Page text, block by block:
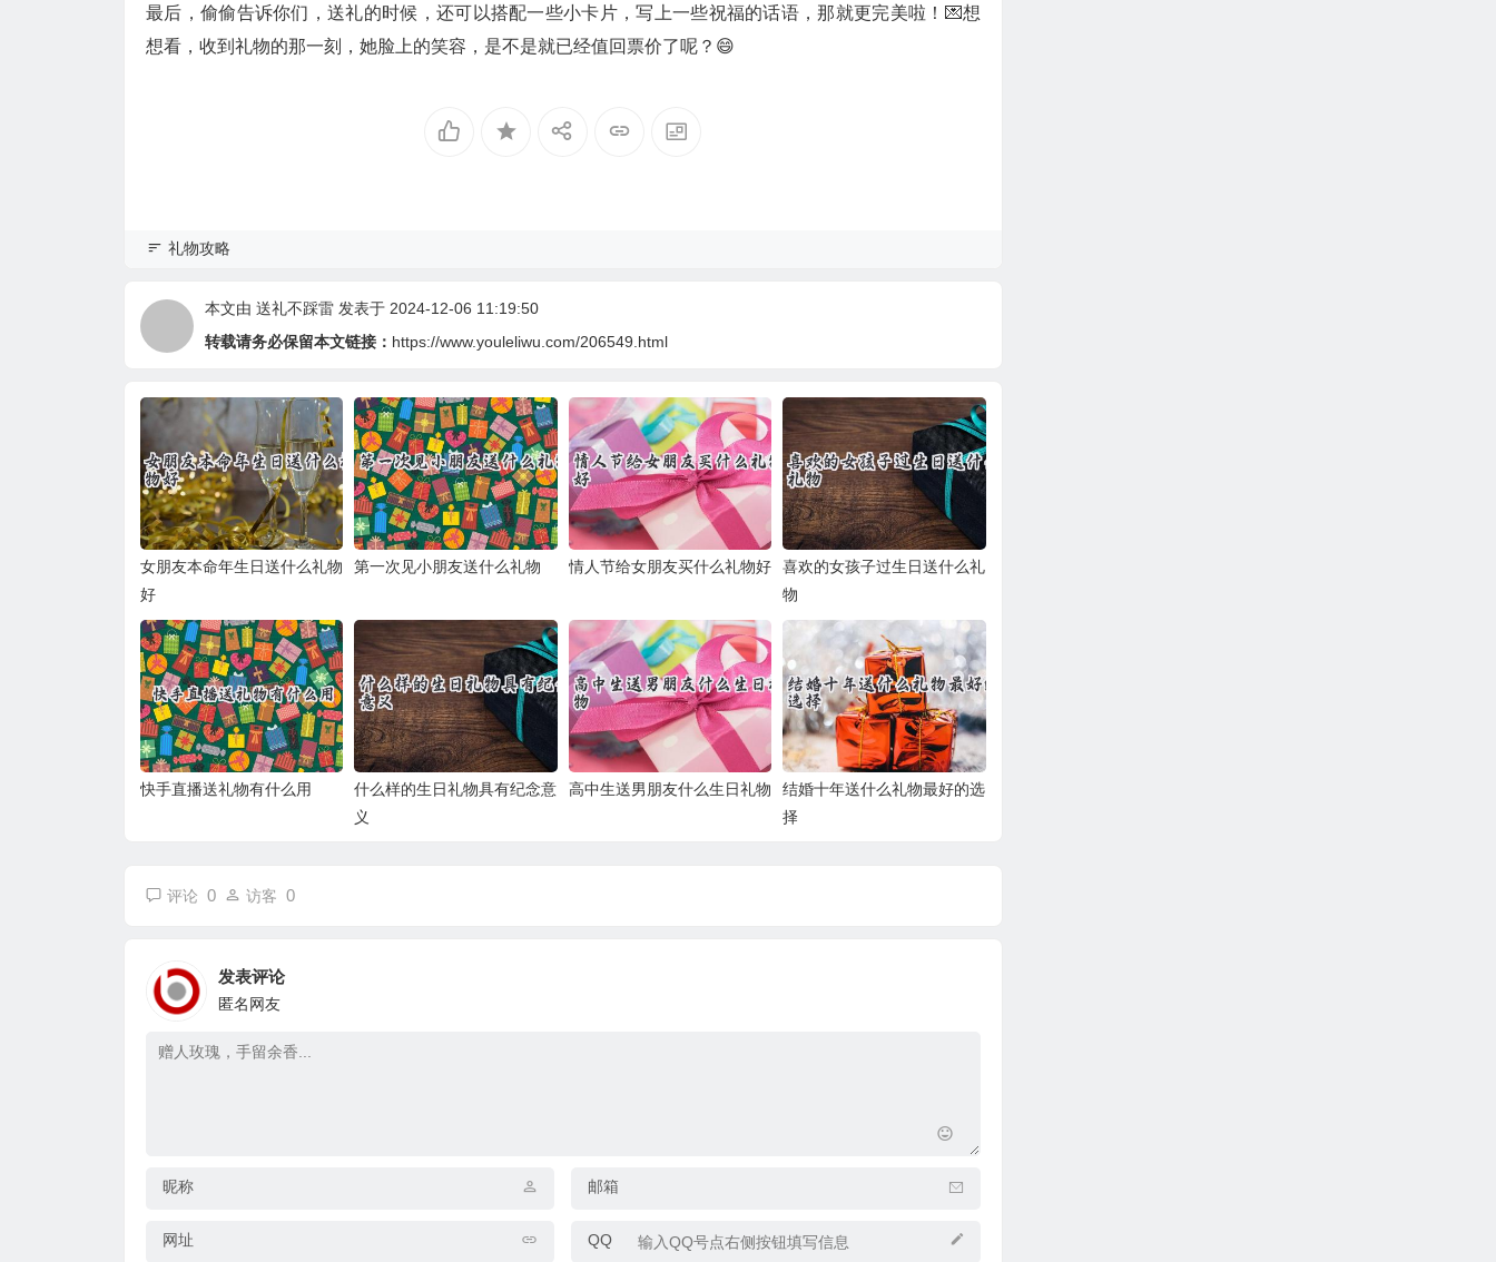
最后，偷偷告诉你们，送礼的时候，还可以搭配一些小卡片，写上一些祝福的话语，那就更完美啦！💌想
想看，收到礼物的那一刻，她脸上的笑容，是不是就已经值回票价了呢？😄
礼物攻略
本文由 送礼不踩雷 发表于 2024-12-06 11:19:50
转载请务必保留本文链接： https://www.youleliwu.com/206549.html
女朋友本命年生日送什么礼物
好
第一次见小朋友送什么礼物 情人节给女朋友买什么礼物好
喜欢的女孩子过生日送什么礼
物
快手直播送礼物有什么用
什么样的生日礼物具有纪念意
义
高中生送男朋友什么生日礼物
结婚十年送什么礼物最好的选
择
评论 0 访客 0
发表评论
匿名网友
昵称 邮箱
网址 QQ